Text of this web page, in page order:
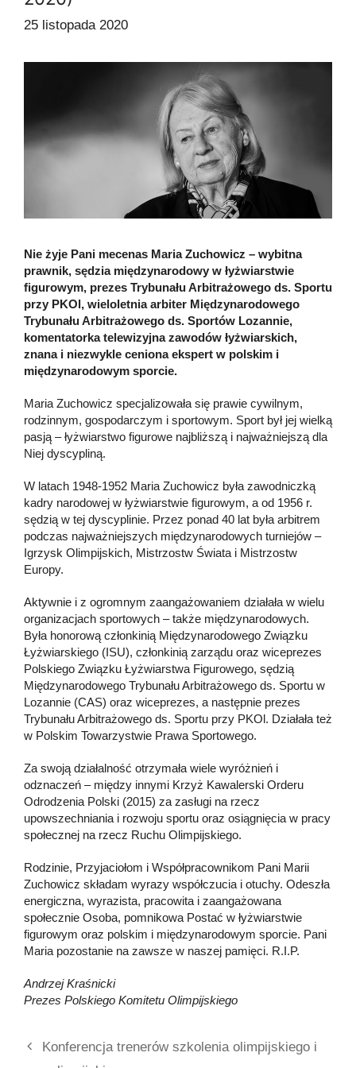
25 listopada 2020
Nie żyje Pani mecenas Maria Zuchowicz – wybitna
prawnik, sędzia międzynarodowy w łyżwiarstwie
figurowym, prezes Trybunału Arbitrażowego ds. Sportu
przy PKOl, wieloletnia arbiter Międzynarodowego
Trybunału Arbitrażowego ds. Sportów Lozannie,
komentatorka telewizyjna zawodów łyżwiarskich,
znana i niezwykle ceniona ekspert w polskim i
międzynarodowym sporcie.
Maria Zuchowicz specjalizowała się prawie cywilnym,
rodzinnym, gospodarczym i sportowym. Sport był jej wielką
pasją – łyżwiarstwo figurowe najbliższą i najważniejszą dla
Niej dyscypliną.
W latach 1948-1952 Maria Zuchowicz była zawodniczką
kadry narodowej w łyżwiarstwie figurowym, a od 1956 r.
sędzią w tej dyscyplinie. Przez ponad 40 lat była arbitrem
podczas najważniejszych międzynarodowych turniejów –
Igrzysk Olimpijskich, Mistrzostw Świata i Mistrzostw
Europy.
Aktywnie i z ogromnym zaangażowaniem działała w wielu
organizacjach sportowych – także międzynarodowych.
Była honorową członkinią Międzynarodowego Związku
Łyżwiarskiego (ISU), członkinią zarządu oraz wiceprezes
Polskiego Związku Łyżwiarstwa Figurowego, sędzią
Międzynarodowego Trybunału Arbitrażowego ds. Sportu w
Lozannie (CAS) oraz wiceprezes, a następnie prezes
Trybunału Arbitrażowego ds. Sportu przy PKOl. Działała też
w Polskim Towarzystwie Prawa Sportowego.
Za swoją działalność otrzymała wiele wyróżnień i
odznaczeń – między innymi Krzyż Kawalerski Orderu
Odrodzenia Polski (2015) za zasługi na rzecz
upowszechniania i rozwoju sportu oraz osiągnięcia w pracy
społecznej na rzecz Ruchu Olimpijskiego.
Rodzinie, Przyjaciołom i Współpracownikom Pani Marii
Zuchowicz składam wyrazy współczucia i otuchy. Odeszła
energiczna, wyrazista, pracowita i zaangażowana
społecznie Osoba, pomnikowa Postać w łyżwiarstwie
figurowym oraz polskim i międzynarodowym sporcie. Pani
Maria pozostanie na zawsze w naszej pamięci. R.I.P.
Andrzej Kraśnicki
Prezes Polskiego Komitetu Olimpijskiego
Konferencja trenerów szkolenia olimpijskiego i